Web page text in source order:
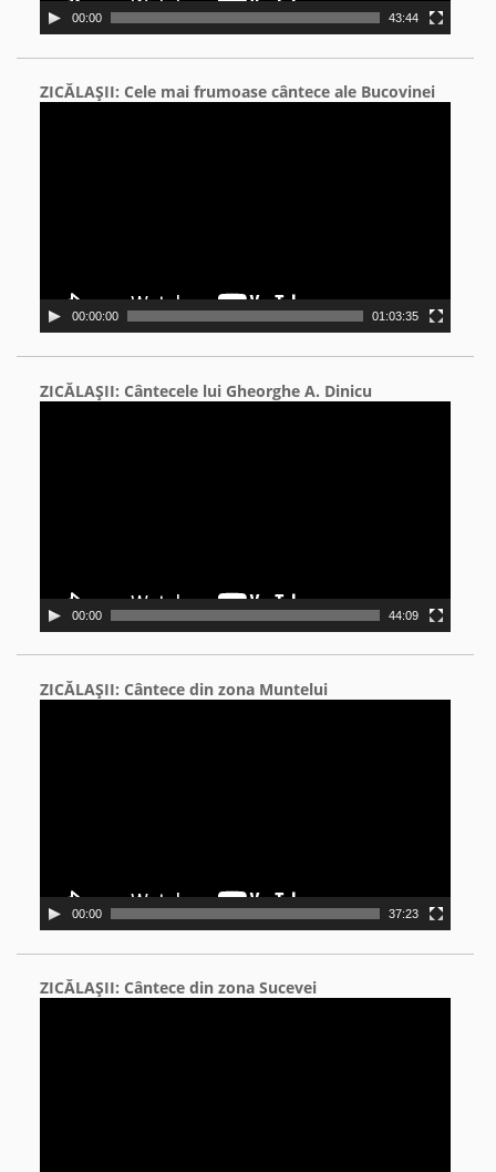
00:00 43:44
ZICĂLAŞII: Cele mai frumoase cântece ale Bucovinei
00:00:00 01:03:35
ZICĂLAŞII: Cântecele lui Gheorghe A. Dinicu
00:00 44:09
ZICĂLAŞII: Cântece din zona Muntelui
00:00 37:23
ZICĂLAŞII: Cântece din zona Sucevei